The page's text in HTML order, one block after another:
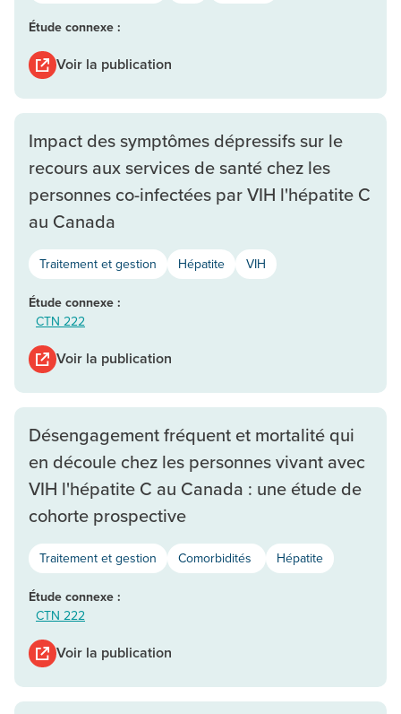
Étude connexe :
Voir la publication
Impact des symptômes dépressifs sur le
recours aux services de santé chez les
personnes co-infectées par VIH l'hépatite C
au Canada
Traitement et gestion Hépatite VIH
Étude connexe :
CTN 222
Voir la publication
Désengagement fréquent et mortalité qui
en découle chez les personnes vivant avec
VIH l'hépatite C au Canada : une étude de
cohorte prospective
Traitement et gestion Comorbidités Hépatite
Étude connexe :
CTN 222
Voir la publication